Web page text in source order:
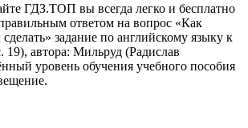
ГДЗ.ТОП вы всегда легко и бесплатно
ответом на вопрос «Как
задание по английскому языку к
автора: Мильруд (Радислав
уровень обучения учебного пособия